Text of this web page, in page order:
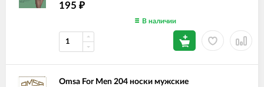
195 ₽
В наличии
Omsa For Men 204 носки мужские